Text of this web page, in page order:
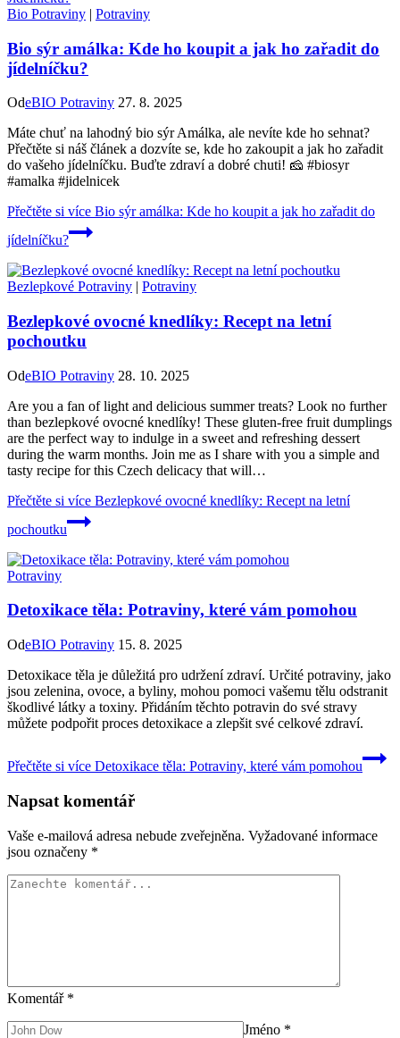
Bio Potraviny | Potraviny
Bio sýr amálka: Kde ho koupit a jak ho zařadit do
jídelníčku?
OdeBIO Potraviny 27. 8. 2025
Máte chuť na lahodný bio sýr Amálka, ale nevíte kde ho sehnat?
Přečtěte si náš článek a dozvíte se, kde ho zakoupit a jak ho zařadit
do vašeho jídelníčku. Buďte zdraví a dobré chuti! 🧀 #biosyr
#amalka #jidelnicek
Přečtěte si více Bio sýr amálka: Kde ho koupit a jak ho zařadit do
jídelníčku?
Bezlepkové Potraviny | Potraviny
Bezlepkové ovocné knedlíky: Recept na letní
pochoutku
OdeBIO Potraviny 28. 10. 2025
Are you a fan of light and delicious summer treats? Look no further
than bezlepkové ovocné knedlíky! These gluten-free fruit dumplings
are the perfect way to indulge in a sweet and refreshing dessert
during the warm months. Join me as I share with you a simple and
tasty recipe for this Czech delicacy that will…
Přečtěte si více Bezlepkové ovocné knedlíky: Recept na letní
pochoutku
Potraviny
Detoxikace těla: Potraviny, které vám pomohou
OdeBIO Potraviny 15. 8. 2025
Detoxikace těla je důležitá pro udržení zdraví. Určité potraviny, jako
jsou zelenina, ovoce, a byliny, mohou pomoci vašemu tělu odstranit
škodlivé látky a toxiny. Přidáním těchto potravin do své stravy
můžete podpořit proces detoxikace a zlepšit své celkové zdraví.
Přečtěte si více Detoxikace těla: Potraviny, které vám pomohou
Napsat komentář
Vaše e-mailová adresa nebude zveřejněna. Vyžadované informace
jsou označeny *
Komentář *
Jméno *